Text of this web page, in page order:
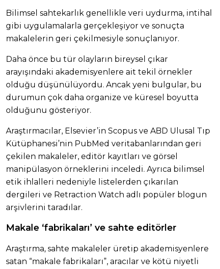
Bilimsel sahtekarlık genellikle veri uydurma, intihal
gibi uygulamalarla gerçekleşiyor ve sonuçta
makalelerin geri çekilmesiyle sonuçlanıyor.
Daha önce bu tür olayların bireysel çıkar
arayışındaki akademisyenlere ait tekil örnekler
olduğu düşünülüyordu. Ancak yeni bulgular, bu
durumun çok daha organize ve küresel boyutta
olduğunu gösteriyor.
Araştırmacılar, Elsevier’in Scopus ve ABD Ulusal Tıp
Kütüphanesi’nin PubMed veritabanlarından geri
çekilen makaleler, editör kayıtları ve görsel
manipülasyon örneklerini inceledi. Ayrıca bilimsel
etik ihlalleri nedeniyle listelerden çıkarılan
dergileri ve Retraction Watch adlı popüler blogun
arşivlerini taradılar.
Makale ‘fabrikaları’ ve sahte editörler
Araştırma, sahte makaleler üretip akademisyenlere
satan “makale fabrikaları”, aracılar ve kötü niyetli